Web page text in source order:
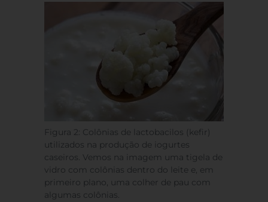
Figura 2: Colônias de lactobacilos (kefir)
utilizados na produção de iogurtes
caseiros. Vemos na imagem uma tigela de
vidro com colônias dentro do leite e, em
primeiro plano, uma colher de pau com
algumas colônias.